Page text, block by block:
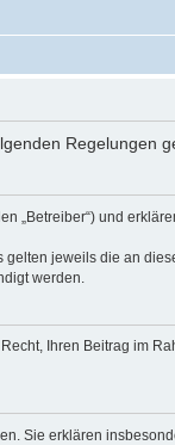
Regelungen
„Betreiber“) und
jeweils die an
werden.
Ihren Beitrag im
Sie erklären